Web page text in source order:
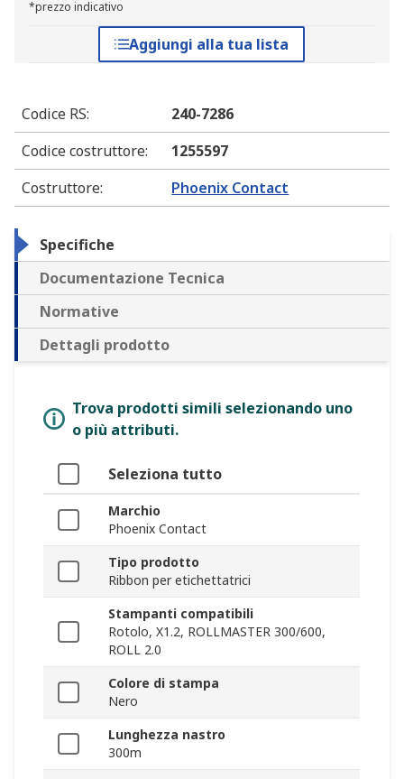
*prezzo indicativo
Aggiungi alla tua lista
Codice RS:
240-7286
Codice costruttore:
1255597
Costruttore: Phoenix Contact
Specifiche
Documentazione Tecnica
Normative
Dettagli prodotto
Trova prodotti simili selezionando uno
o più attributi.
Seleziona tutto
Marchio
Phoenix Contact
Tipo prodotto
Ribbon per etichettatrici
Stampanti compatibili
Rotolo, X1.2, ROLLMASTER 300/600,
ROLL 2.0
Colore di stampa
Nero
Lunghezza nastro
300m